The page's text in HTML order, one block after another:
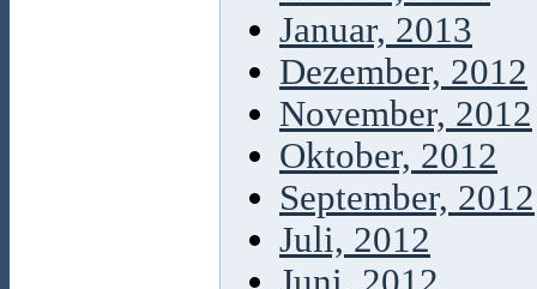
Januar, 2013
Dezember, 2012
November, 2012
Oktober, 2012
September, 2012
Juli, 2012